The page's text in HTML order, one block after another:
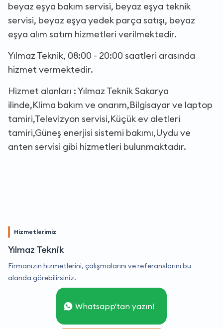
beyaz eşya bakım servisi, beyaz eşya teknik
servisi, beyaz eşya yedek parça satışı, beyaz
eşya alım satım hizmetleri verilmektedir.
Yılmaz Teknik, 08:00 - 20:00 saatleri arasında
hizmet vermektedir.
Hizmet alanları : Yılmaz Teknik Sakarya
ilinde,Klima bakım ve onarım,Bilgisayar ve laptop
tamiri,Televizyon servisi,Küçük ev aletleri
tamiri,Güneş enerjisi sistemi bakımı,Uydu ve
anten servisi gibi hizmetleri bulunmaktadır.
Hizmetlerimiz
Yılmaz Teknik
Firmanızın hizmetlerini, çalışmalarını ve referanslarını bu
alanda görebilirsiniz.
Whatsapp'tan yazın!